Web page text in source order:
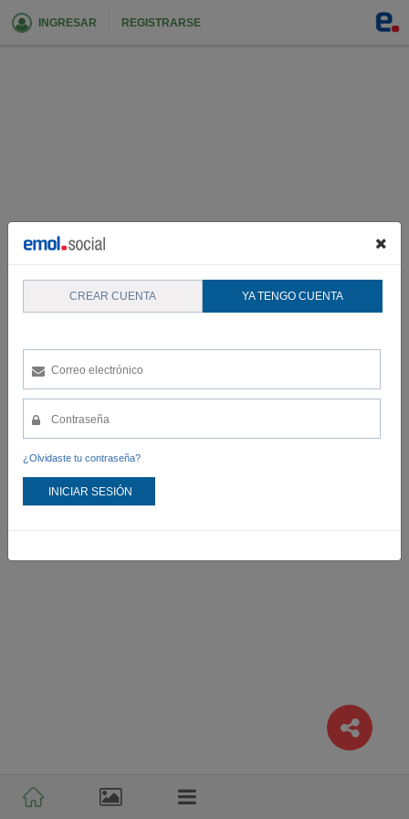
CREAR CUENTA YA TENGO CUENTA
¿Olvidaste tu contraseña?
INICIAR SESIÓN
INGRESAR REGISTRARSE